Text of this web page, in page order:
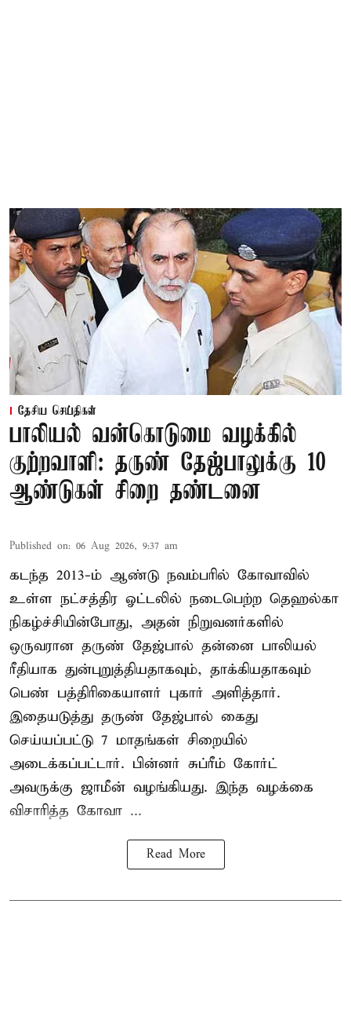
தேசிய செய்திகள்
பாலியல் வன்கொடுமை வழக்கில்
குற்றவாளி: தருண் தேஜ்பாலுக்கு 10
ஆண்டுகள் சிறை தண்டனை
Published on: 06 Aug 2026, 9:37 am
கடந்த 2013-ம் ஆண்டு நவம்பரில் கோவாவில்
உள்ள நட்சத்திர ஓட்டலில் நடைபெற்ற தெஹல்கா
நிகழ்ச்சியின்போது, அதன் நிறுவனர்களில்
ஒருவரான தருண் தேஜ்பால் தன்னை பாலியல்
ரீதியாக துன்புறுத்தியதாகவும், தாக்கியதாகவும்
பெண் பத்திரிகையாளர் புகார் அளித்தார்.
இதையடுத்து தருண் தேஜ்பால் கைது
செய்யப்பட்டு 7 மாதங்கள் சிறையில்
அடைக்கப்பட்டார். பின்னர் சுப்ரீம் கோர்ட்
அவருக்கு ஜாமீன் வழங்கியது. இந்த வழக்கை
விசாரித்த கோவா ...
Read More